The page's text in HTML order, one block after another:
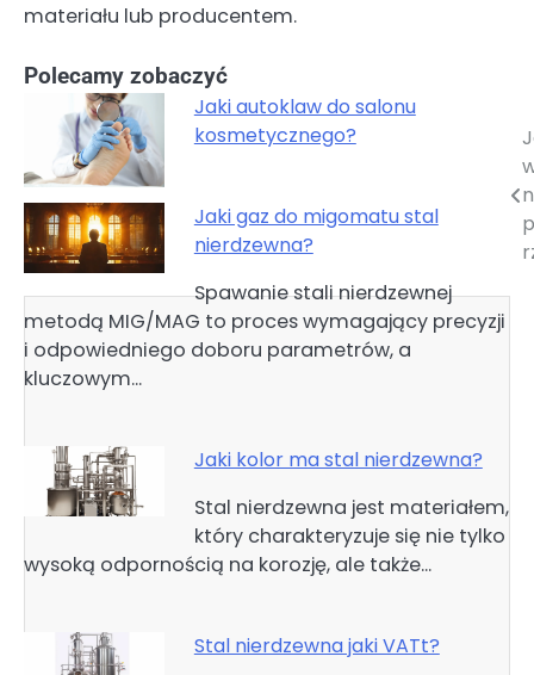
materiału lub producentem.
Polecamy zobaczyć
Jaki autoklaw do salonu
kosmetycznego?
Jaki gaz do migomatu stal
nierdzewna?
Spawanie stali nierdzewnej
metodą MIG/MAG to proces wymagający precyzji
i odpowiedniego doboru parametrów, a
kluczowym…
Jaki kolor ma stal nierdzewna?
Stal nierdzewna jest materiałem,
który charakteryzuje się nie tylko
wysoką odpornością na korozję, ale także…
Stal nierdzewna jaki VATt?
Nawigacja
wpisu